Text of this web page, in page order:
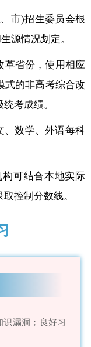
市)招生委员会根
源情况划定。
革省份，使用相应
式的非高考综合改
考成绩。
、数学、外语每科
可结合本地实际
控制分数线。
漏洞；良好习